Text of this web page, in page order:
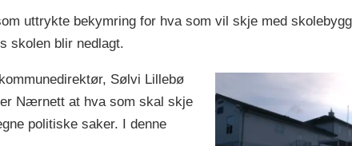
uttrykte bekymring for hva som vil skje med
skolen blir nedlagt.
Sølvi Lillebø
Nærnett at hva som skal skje
politiske saker. I denne